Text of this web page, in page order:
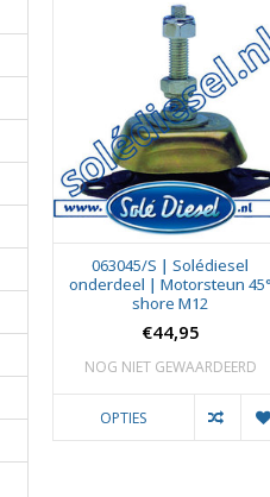
063045/S | Solédiesel
onderdeel | Motorsteun 45°
shore M12
€44,95
NOG NIET GEWAARDEERD
OPTIES